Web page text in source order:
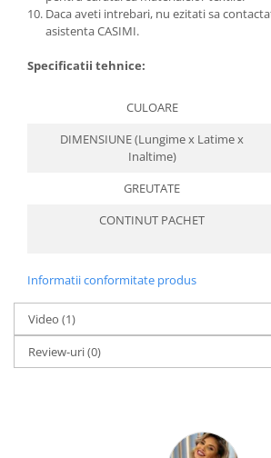
Daca aveti intrebari, nu ezitati sa
asistenta CASIMI.
Specificatii tehnice:
CULOARE
DIMENSIUNE (Lungime x Latime x
Inaltime)
GREUTATE
CONTINUT PACHET
Informatii conformitate produs
Video (1)
Review-uri(0)